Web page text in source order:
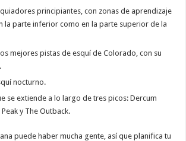
principiantes, con zonas de aprendizaje
la parte inferior como en la parte superior de la
mejores pistas de esquí de Colorado, con su
nocturno.
se extiende a lo largo de tres picos: Dercum
y The Outback.
puede haber mucha gente, así que planifica tu